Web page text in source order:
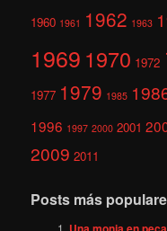
1960 1961 1962 1963
1969 1970 1972
1977 1979 1985
1996 1997 2000 2001
2009 2011
Posts más